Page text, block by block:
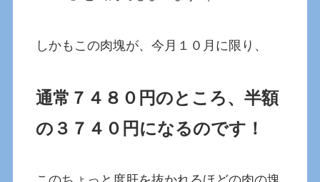
しかもこの肉塊が、今月１０月に限り、
通常７４８０円のところ、半額
の３７４０円になるのです！